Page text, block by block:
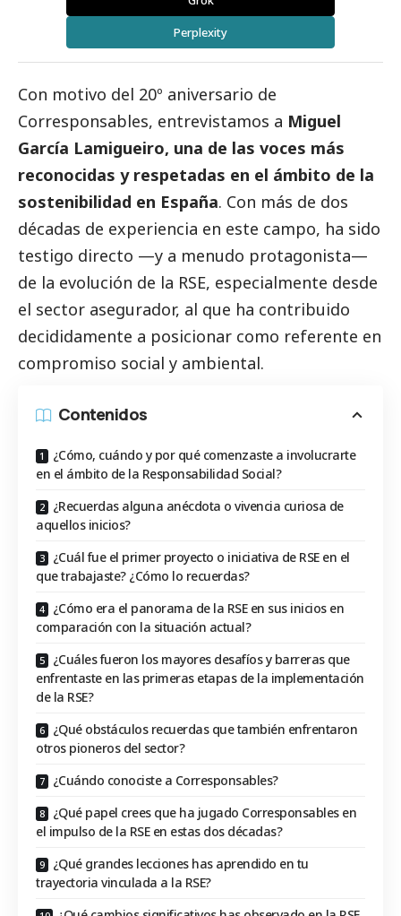
Perplexity
Con motivo del 20º aniversario de
Corresponsables, entrevistamos a Miguel
García Lamigueiro, una de las voces más
reconocidas y respetadas en el ámbito de la
sostenibilidad en España. Con más de dos
décadas de experiencia en este campo, ha sido
testigo directo —y a menudo protagonista—
de la evolución de la RSE, especialmente desde
el sector asegurador, al que ha contribuido
decididamente a posicionar como referente en
compromiso social y ambiental.
Contenidos
¿Cómo, cuándo y por qué comenzaste a involucrarte
en el ámbito de la Responsabilidad Social?
¿Recuerdas alguna anécdota o vivencia curiosa de
aquellos inicios?
¿Cuál fue el primer proyecto o iniciativa de RSE en el
que trabajaste? ¿Cómo lo recuerdas?
¿Cómo era el panorama de la RSE en sus inicios en
comparación con la situación actual?
¿Cuáles fueron los mayores desafíos y barreras que
enfrentaste en las primeras etapas de la implementación
de la RSE?
¿Qué obstáculos recuerdas que también enfrentaron
otros pioneros del sector?
¿Cuándo conociste a Corresponsables?
¿Qué papel crees que ha jugado Corresponsables en
el impulso de la RSE en estas dos décadas?
¿Qué grandes lecciones has aprendido en tu
trayectoria vinculada a la RSE?